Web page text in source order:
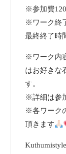
※参加費
※ワーク終
最終終了時
※ワーク内
はお好きな
す。
※詳細は参
※各ワーク
頂きます